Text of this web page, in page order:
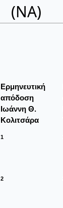
(ΝΑ)
Ερμηνευτική
απόδοση
Ιωάννη Θ.
Κολιτσάρα
1
2